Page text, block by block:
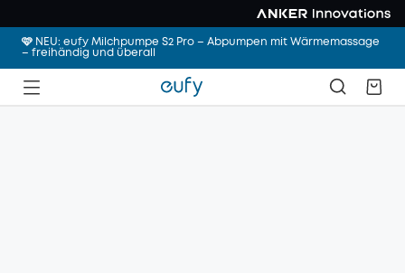
🩷 NEU: eufy Milchpumpe S2 Pro – Abpumpen mit Wärmemassage
– freihändig und überall